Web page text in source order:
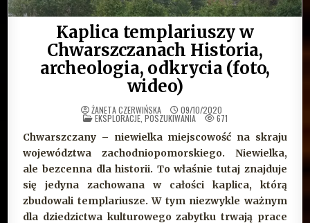
Kaplica templariuszy w
Chwarszczanach Historia,
archeologia, odkrycia (foto,
wideo)
ŻANETA CZERWIŃSKA 09/10/2020
OPUBLIKOWANE
W
EKSPLORACJE, POSZUKIWANIA 671
Chwarszczany – niewielka miejscowość na skraju
województwa zachodniopomorskiego. Niewielka,
ale bezcenna dla historii. To właśnie tutaj znajduje
się jedyna zachowana w całości kaplica, którą
zbudowali templariusze. W tym niezwykle ważnym
dla dziedzictwa kulturowego zabytku trwają prace